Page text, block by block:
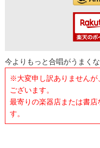
今よりもっと合唱がうまくな
※大変申し訳ありませんが
ございます。
最寄りの楽器店または書
す。